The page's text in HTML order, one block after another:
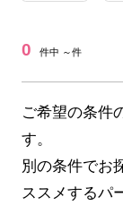
0 件中 ～件
ご希望の条件
す。
別の条件でお
ススメするパ